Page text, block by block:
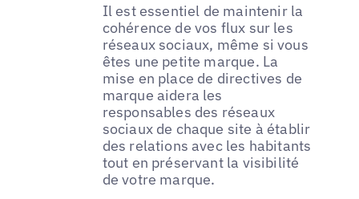
Il est essentiel de maintenir la
cohérence de vos flux sur les
réseaux sociaux, même si vous
êtes une petite marque. La
mise en place de directives de
marque aidera les
responsables des réseaux
sociaux de chaque site à établir
des relations avec les habitants
tout en préservant la visibilité
de votre marque.